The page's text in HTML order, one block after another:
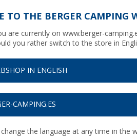
para mujer
TO THE BERGER CAMPING
are currently on www.berger-
you rather switch to the store in
IN ENGLISH
CAMPING.ES
change the language at any time in the